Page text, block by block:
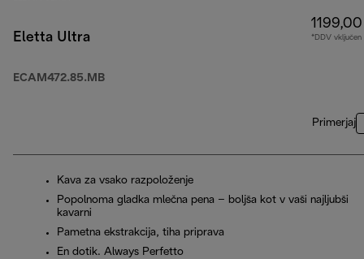
Eletta Ultra
ECAM472.85.MB
*DDV vključen
Primerjaj
Kava za vsako razpoloženje
Popolnoma gladka mlečna pena – boljša kot v vaši najljubši
kavarni
Pametna ekstrakcija, tiha priprava
En dotik. Always Perfetto